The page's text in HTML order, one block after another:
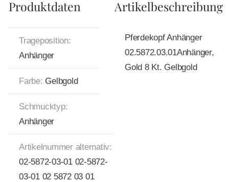
Produktdaten
Trageposition:
Anhänger
Farbe: Gelbgold
Schmucktyp:
Anhänger
Artikelnummer alternativ:
02-5872-03-01 02-5872-
03-01 02 5872 03 01
Artikelbeschreibung
Pferdekopf Anhänger
02.5872.03.01Anhänger,
Gold 8 Kt. Gelbgold